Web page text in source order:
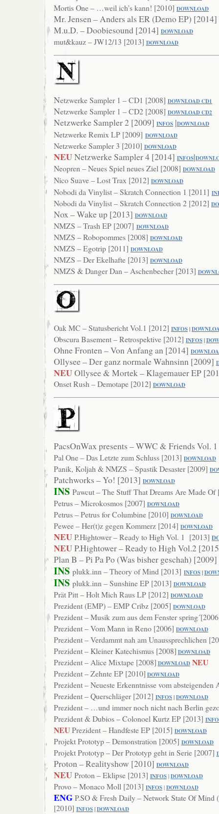
Mortis One – …weil ich’s kann! [2010] DOWNLOAD
Mr. Jensen – Anders als ER (Demo EP) [2014]
M.u.D. – Doobiesound [2014] DOWNLOAD
mut&kauz – JW12/13 [2013] DOWNLOAD
NetzwerkeSampler 1 – CD1 [2008] DOWNLOAD CD1
NetzwerkeSampler 1 – CD2 [2008] DOWNLOAD CD2
Netzwerke Sampler 2 [2009] INFOS |DOWNLOAD
Netzwerke Remix LP [2009] DOWNLOAD
Netzwerke Sampler 3 [2010] DOWNLOAD
NEUNetzwerke Sampler 4 [2014] INFOS|
Neopren – Neues Spiel neues Ziel [2008] DOWNLOAD
Nico Suave – Lost Trax [2012] DOWNLOAD
Nobodi da Vinylist – Skratch Connection 1 [2011]
Nobodi da Vinylist – Skratch Connection 2 [2012]
Nox – Wake up [2013] DOWNLOAD
NMZS – Trash EP [2007] DOWNLOAD
NMZS – Robopommes [2008] DOWNLOAD
NMZS – Egotrip [2011] DOWNLOAD
NMZS – Der Ekelhafte [2013] DOWNLOAD
NMZS & Danger Dan – Aschenbecher [2013]
Oak MC – Statusbericht Vol.1 [2012] INFOS|
Obscura Basement – Retrospektive [2012] INFOS|
Ohne Fronten – Von Anfang an [2014] DOWN
Ollysee – Der ganz normale Wahnsinn [2009]
NEUOllysee & Mortek – Klagemauer EP
Onset Rush – Demotape [2012] DOWNLOAD
PacsOnWax presents – WWC & Friends Vol.
Pal One – Das Letzte zum Schluss [2013] DOWNLOAD
Panik, Koljah & NMZS – Spastik Desaster [2009]
Patchworks – Yo! [2013] DOWNLOAD
INS Pawcut – The Stuff That Dreams Are Made Of
Petrus – Microkosmos [2007] DOWNLOAD
Petrus – Petrus for Columbine [2010] DOWNLOAD
Pewee – Her(t)z gegen Kommerz [2014] DOWNLOAD
NEUP.Hightower – Ready to High Vol. 1 [2013]
NEUP.Hightower – Ready to High Vol.2
Plan B – Pi Pa Po (Was bisher geschah) [2009]
INS plukk.inn – Theory of Mind [2013] INFOS|
INS plukk.inn – Sunshine EP [2013] DOWNLOAD
Prät Pitt – Holt Mich Raus LP [2012] DOWNLOAD
Prezident (EMP) – EMP Cribz [2005] DOWNLOAD
Prezident – Musik zum aus dem Fenster
Prezident – Vom Mann in Reno [2006] DOWNLOAD
Prezident – Verdammt nah am Unaussprechlichen
Prezident – Kleiner Katechismus [2008] DOWNLOAD
Prezident – Alice Mixtape [2008] DOWNLOAD NEU
Prezident – Zehnte EP [2010] DOWNLOAD
Prezident – Neueste Erkenntnisse vom absteigenden
Prezident – Querschläger [2012] INFOS|DOWNLOAD
Prezident – …und immer noch nicht nach Berlin
Prezident & Dubios – Colonoel Kurtz EP [2013] INFO
NEUPrezident – Handfeste EP [2015] DOWNLOAD
Projekt Prototyp – Demonstration [2005] DOWNLOAD
Projekt Prototyp – Der Prototyp geht in Serie [2007]
Proton – Realityshow [2010] DOWNLOAD
NEUProton – Eklipse [2013] INFOS | DOWNLOAD
Provo – Monaco Moll [2013] INFOS | DOWNLOAD
ENGP.SO & Fresh Daily – Network State Of Mind
[2010] INFOS|DOWNLOAD